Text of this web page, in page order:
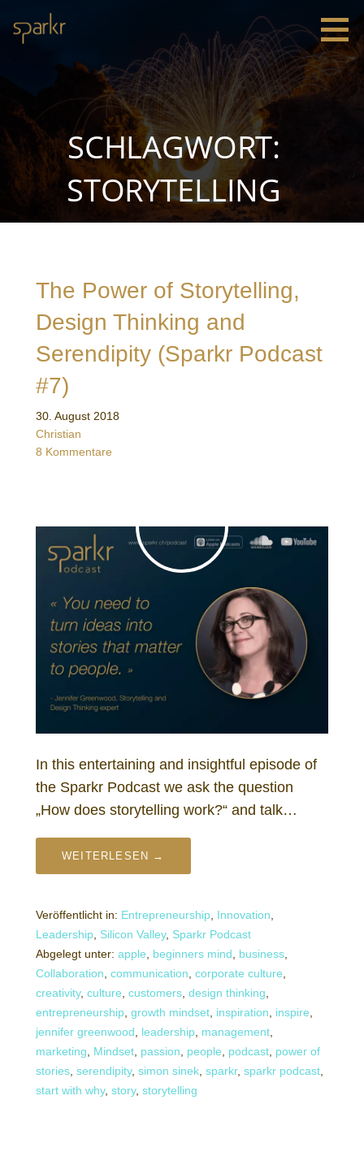
Inhalt
springen
Leadership
SCHLAGWORT:
STORYTELLING
The Power of Storytelling,
Design Thinking and
Serendipity (Sparkr Podcast
#7)
30. August 2018
Christian
8 Kommentare
In this entertaining and insightful episode of
the Sparkr Podcast we ask the question
„How does storytelling work?“ and talk…
WEITERLESEN →
Veröffentlicht in: Entrepreneurship Innovation
Leadership Silicon Valley, Sparkr Podcast
Abgelegt unter: apple beginners mind business
Collaboration communication corporate culture
creativity, culture customers design thinking
entrepreneurship growth mindset inspiration inspire
jennifer greenwood
leadership management
marketing
Mindset passion people podcast power of
stories serendipity, simon sinek sparkr, sparkr podcast
start with why, story, storytelling